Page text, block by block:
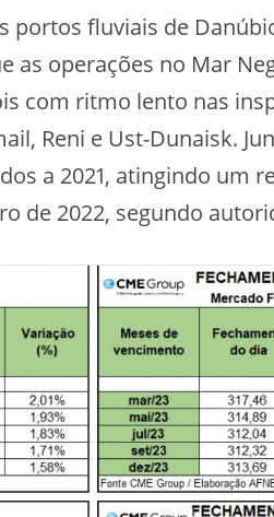
portos fluviais de
as operações no Mar
com ritmo lento nas
Reni e Ust-Dunaisk.
a 2021, atingindo um
de 2022, segundo